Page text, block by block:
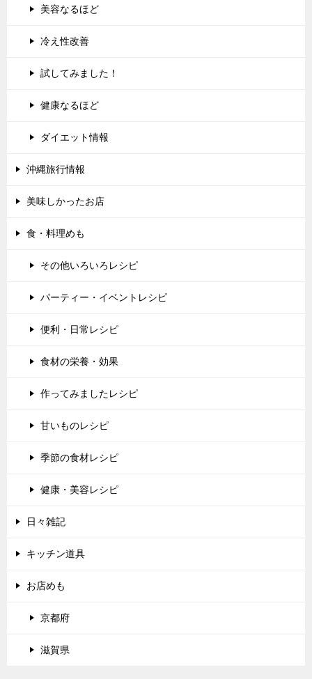
美容なるほど
冷え性改善
試してみました！
健康なるほど
ダイエット情報
沖縄旅行情報
美味しかったお店
食・料理めも
その他いろいろレシピ
パーティー・イベントレシピ
便利・日常レシピ
食材の栄養・効果
作ってみましたレシピ
甘いものレシピ
季節の食材レシピ
健康・美容レシピ
日々雑記
キッチン道具
お店めも
京都府
滋賀県